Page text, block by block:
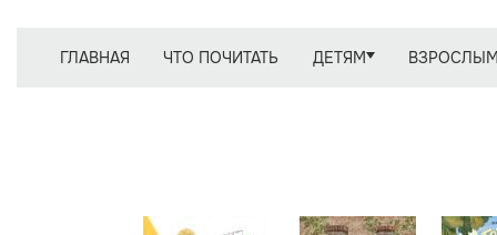
ГЛАВНАЯ ЧТО ПОЧИТАТЬ ДЕТЯМ